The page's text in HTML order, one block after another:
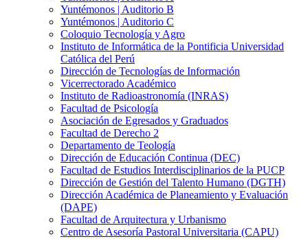
Yuntémonos | Auditorio B
Yuntémonos | Auditorio C
Coloquio Tecnología y Agro
Instituto de Informática de la Pontificia Universidad
Católica del Perú
Dirección de Tecnologías de Información
Vicerrectorado Académico
Instituto de Radioastronomía (INRAS)
Facultad de Psicología
Asociación de Egresados y Graduados
Facultad de Derecho 2
Departamento de Teología
Dirección de Educación Continua (DEC)
Facultad de Estudios Interdisciplinarios de la PUCP
Dirección de Gestión del Talento Humano (DGTH)
Dirección Académica de Planeamiento y Evaluación
(DAPE)
Facultad de Arquitectura y Urbanismo
Centro de Asesoría Pastoral Universitaria (CAPU)